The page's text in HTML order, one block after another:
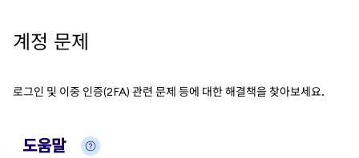
계정 문제
로그인 및 이중 인증(2FA) 관련 문제 등에 대한 해결책을 찾아보세요.
도움말